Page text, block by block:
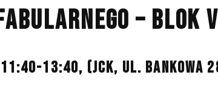
– BLOK
11:40-13:40, (JCK, UL. BANKOWA